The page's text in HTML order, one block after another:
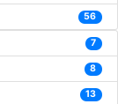
56
7
8
13